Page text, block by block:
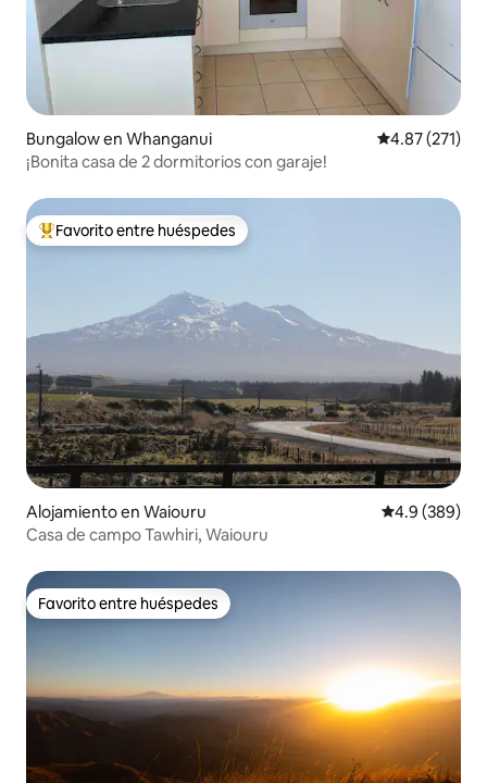
Bungalow en Whanganui Calificación
4.87 (271)
¡Bonita casa de 2 dormitorios con garaje!
Favorito entre huéspedes preferido
Favorito entre huéspedes
Alojamiento en Waiouru Calificación
4.9 (389)
Casa de campo Tawhiri, Waiouru
Favorito entre huéspedes
Favorito entre huéspedes